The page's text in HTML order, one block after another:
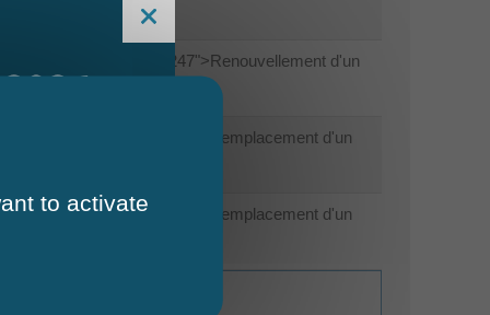
particuliers/?xml=F21247">Renouvellement d'un
particuliers/?xml=F1450">Remplacement d'un
particuliers/?xml=F1726">Remplacement d'un
to activate